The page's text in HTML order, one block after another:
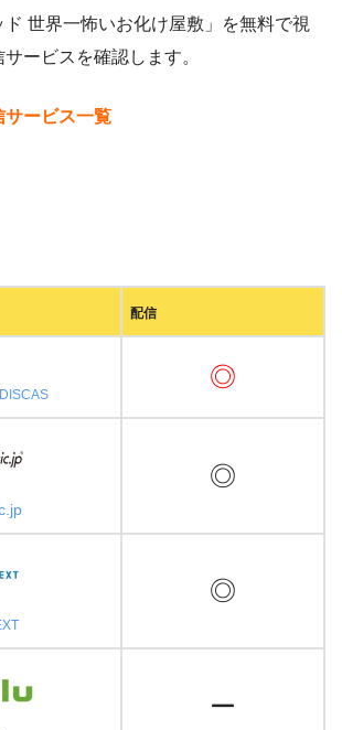
世界一怖いお化け屋敷」を無料で視
ービスを確認します。
サービス一覧
配信
◎
◎
◎
ー